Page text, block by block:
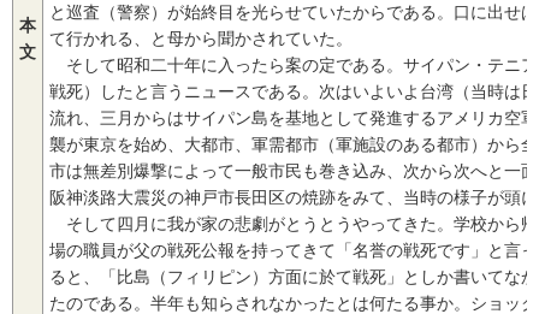
本
文
と巡査（警察）が始終目を光らせていたからである。口に出せ
て行かれる、と母から聞かされていた。
そして昭和二十年に入ったら案の定である。サイパン・テニ
戦死）したと言うニュースである。次はいよいよ台湾（当時は
流れ、三月からはサイパン島を基地として発進するアメリカ空
襲が東京を始め、大都市、軍需都市（軍施設のある都市）から
市は無差別爆撃によって一般市民も巻き込み、次から次へと一
阪神淡路大震災の神戸市長田区の焼跡をみて、当時の様子が頭
そして四月に我が家の悲劇がとうとうやってきた。学校から
場の職員が父の戦死公報を持ってきて「名誉の戦死です」と言
ると、「比島（フィリピン）方面に於て戦死」としか書いてな
たのである。半年も知らされなかったとは何たる事か。ショッ